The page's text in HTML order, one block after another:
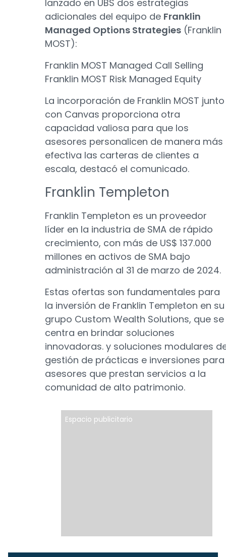
lanzado en UBS dos estrategias
adicionales del equipo de Franklin
Managed Options Strategies (Franklin
MOST):
Franklin MOST Managed Call Selling
Franklin MOST Risk Managed Equity
La incorporación de Franklin MOST junto
con Canvas proporciona otra
capacidad valiosa para que los
asesores personalicen de manera más
efectiva las carteras de clientes a
escala, destacó el comunicado.
Franklin Templeton
Franklin Templeton es un proveedor
líder en la industria de SMA de rápido
crecimiento, con más de US$ 137.000
millones en activos de SMA bajo
administración al 31 de marzo de 2024.
Estas ofertas son fundamentales para
la inversión de Franklin Templeton en su
grupo Custom Wealth Solutions, que se
centra en brindar soluciones
innovadoras. y soluciones modulares
gestión de prácticas e inversiones para
asesores que prestan servicios a la
comunidad de alto patrimonio.
Espacio publicitario